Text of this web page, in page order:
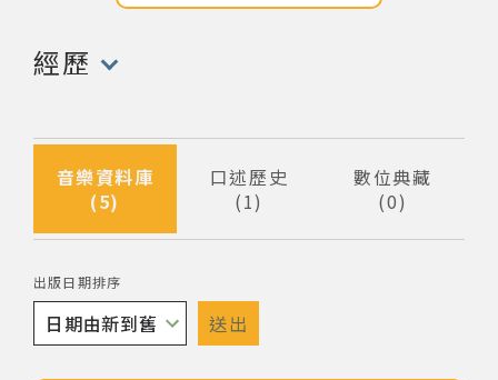
經歷
(點擊開啟/收合以下內容)
音樂資料庫
5
口述歷史
1
數位典藏
0
出版日期排序
送出
關於資料庫
音樂獎項
組織協會
曲目統計表